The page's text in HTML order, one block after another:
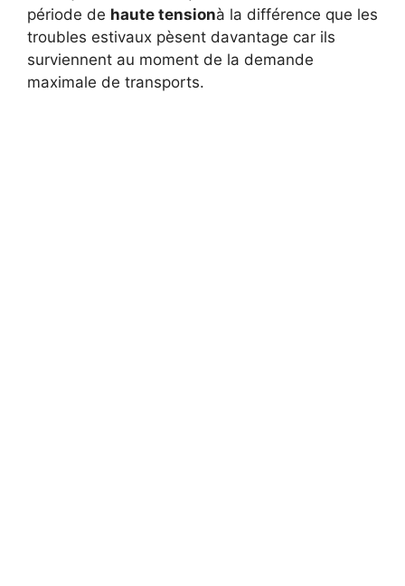
période de haute tensionà la différence que les
troubles estivaux pèsent davantage car ils
surviennent au moment de la demande
maximale de transports.